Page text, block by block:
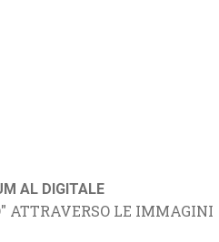
AL DIGITALE
ATTRAVERSO LE IMMAGINI